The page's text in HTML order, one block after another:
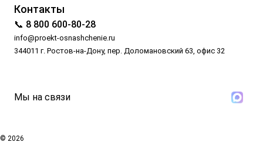
Контакты
📞 8 800 600-80-28
info@proekt-osnashchenie.ru
344011 г. Ростов-на-Дону, пер. Доломановский 63, офис 32
Мы на связи
© 2026